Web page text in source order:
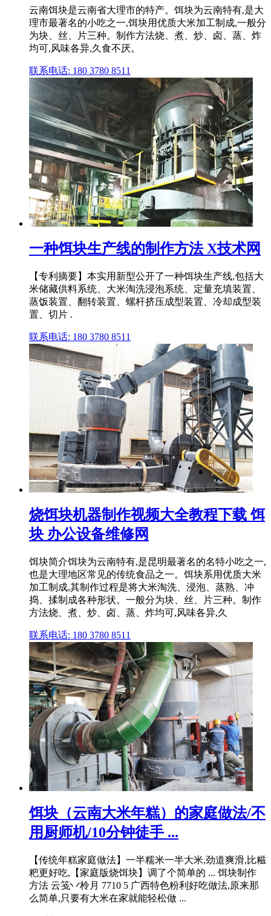
云南饵块是云南省大理市的特产。饵块为云南特有,是大
理市最著名的小吃之一,饵块用优质大米加工制成,一般分
为块、丝、片三种。制作方法烧、煮、炒、卤、蒸、炸
均可,风味各异,久食不厌。
联系电话: 180 3780 8511
一种饵块生产线的制作方法 X技术网
【专利摘要】本实用新型公开了一种饵块生产线,包括大
米储藏供料系统、大米淘洗浸泡系统、定量充填装置、
蒸饭装置、翻转装置、螺杆挤压成型装置、冷却成型装
置、切片 .
联系电话: 180 3780 8511
烧饵块机器制作视频大全教程下载 饵
块 办公设备维修网
饵块简介饵块为云南特有,是昆明最著名的名特小吃之一,
也是大理地区常见的传统食品之一。饵块系用优质大米
加工制成,其制作过程是将大米淘洗、浸泡、蒸熟、冲
捣、揉制成各种形状。一般分为块、丝、片三种。制作
方法烧、煮、炒、卤、蒸、炸均可,风味各异,久
联系电话: 180 3780 8511
饵块（云南大米年糕）的家庭做法/不
用厨师机/10分钟徒手 ...
【传统年糕家庭做法】一半糯米一半大米,劲道爽滑,比糍
粑更好吃,【家庭版烧饵块】调了个简单的 ... 饵块制作
方法 云笺丷柃月 7710 5 广西特色粉利好吃做法,原来那
么简单,只要有大米在家就能轻松做 ...